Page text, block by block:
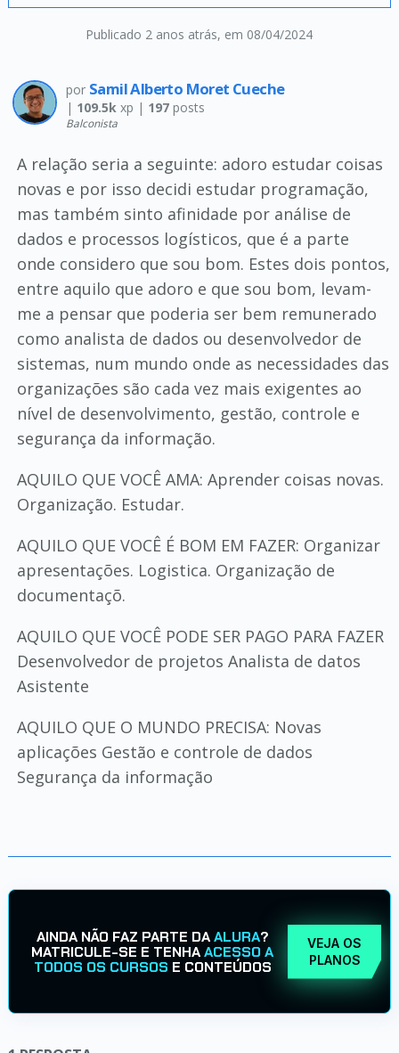
Publicado 2 anos atrás, em 08/04/2024
por Samil Alberto Moret Cueche
| 109.5kxp | 197posts
Balconista
A relação seria a seguinte: adoro estudar coisas
novas e por isso decidi estudar programação,
mas também sinto afinidade por análise de
dados e processos logísticos, que é a parte
onde considero que sou bom. Estes dois pontos,
entre aquilo que adoro e que sou bom, levam-
me a pensar que poderia ser bem remunerado
como analista de dados ou desenvolvedor de
sistemas, num mundo onde as necessidades das
organizações são cada vez mais exigentes ao
nível de desenvolvimento, gestão, controle e
segurança da informação.
AQUILO QUE VOCÊ AMA: Aprender coisas novas.
Organização. Estudar.
AQUILO QUE VOCÊ É BOM EM FAZER: Organizar
apresentações. Logistica. Organização de
documentaçõ.
AQUILO QUE VOCÊ PODE SER PAGO PARA FAZER
Desenvolvedor de projetos Analista de datos
Asistente
AQUILO QUE O MUNDO PRECISA: Novas
aplicações Gestão e controle de dados
Segurança da informação
AINDA NÃO FAZ PARTE DAALURA?
MATRICULE-SE E TENHAACESSO A
TODOS OS CURSOS E CONTEÚDOS
VEJA OS
PLANOS